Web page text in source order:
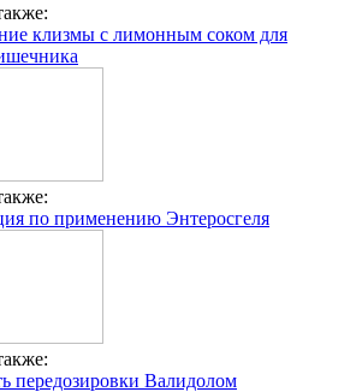
клизмы с лимонным соком для
по применению Энтеросгеля
передозировки Валидолом